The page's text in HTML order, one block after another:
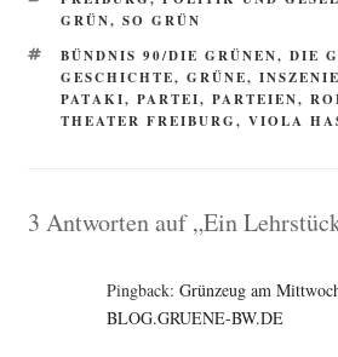
GRÜN, SO GRÜN
SCHLAGWÖRTER
BÜNDNIS 90/DIE GRÜNEN, DIE
GESCHICHTE, GRÜNE,
PATAKI, PARTEI, PARTEIEN,
THEATER FREIBURG, VIOLA
3 Antworten auf „Ein
Pingback: Grünzeug am
BLOG.GRUENE-BW.DE